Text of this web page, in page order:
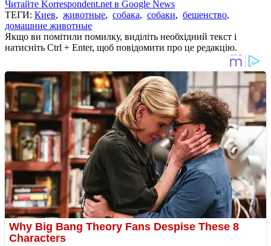
Читайте Korrespondent.net в Google News
ТЕГИ: Киев, животные, собака, собаки, бешенство,
домашние животные
Якщо ви помітили помилку, виділіть необхідний текст і
натисніть Ctrl + Enter, щоб повідомити про це редакцію.